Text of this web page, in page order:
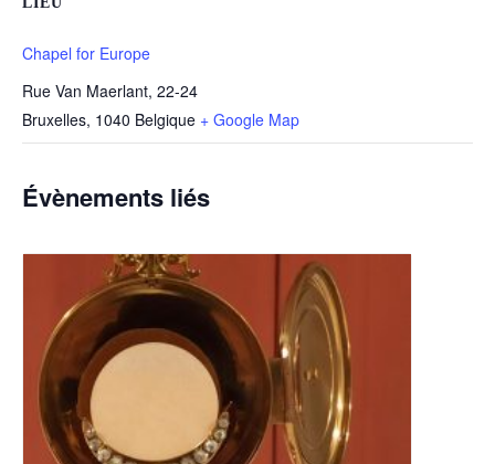
Chapel for Europe
Rue Van Maerlant, 22-24
Bruxelles, 1040 Belgique + Google Map
Évènements liés